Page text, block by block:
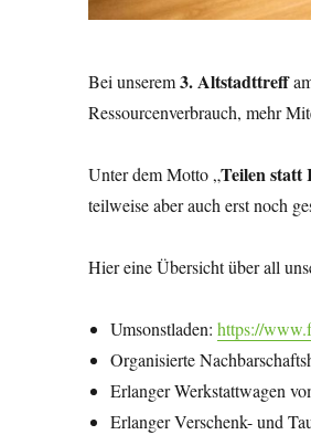
Bei unserem3. Altstadttreff
Ressourcenverbrauch, mehr
Unter dem Motto „Teilen statt
teilweise aber auch erst noch
Hier eine Übersicht über all
Umsonstladen:https://
Organisierte
Erlanger Werkstattwagen
Erlanger Verschenk- und